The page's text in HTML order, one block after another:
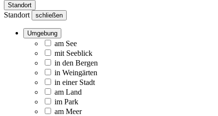
Standort
Standort schließen
Umgebung
am See
mit Seeblick
in den Bergen
in Weingärten
in einer Stadt
am Land
im Park
am Meer